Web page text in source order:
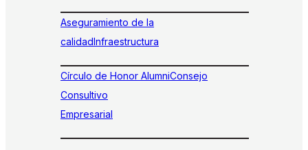
Aseguramiento de la
calidadInfraestructura
Círculo de Honor AlumniConsejo
Consultivo
Empresarial